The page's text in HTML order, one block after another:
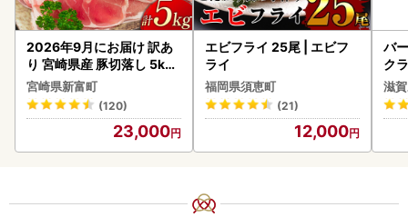
2026年9月にお届け 訳あ
り 宮崎県産 豚切落し 5kg
C325-2506-2609
宮崎県新富町
(120)
23,000
エビフライ 25尾 | エビフ
ライ
福岡県須恵町
(21)
12,000
バ
ク
ア
ン
滋